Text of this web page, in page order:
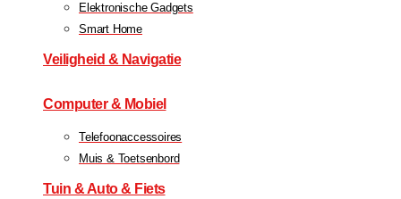
Elektronische Gadgets
Smart Home
Veiligheid & Navigatie
Computer & Mobiel
Telefoonaccessoires
Muis & Toetsenbord
Tuin & Auto & Fiets